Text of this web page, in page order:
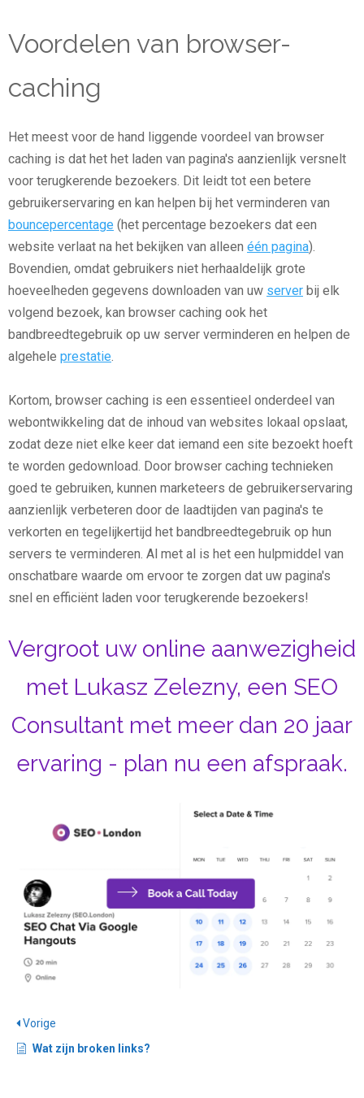
Voordelen van browser-
caching
Het meest voor de hand liggende voordeel van browser
caching is dat het het laden van pagina's aanzienlijk versnelt
voor terugkerende bezoekers. Dit leidt tot een betere
gebruikerservaring en kan helpen bij het verminderen van
bouncepercentage (het percentage bezoekers dat een
website verlaat na het bekijken van alleen één pagina).
Bovendien, omdat gebruikers niet herhaaldelijk grote
hoeveelheden gegevens downloaden van uw server bij elk
volgend bezoek, kan browser caching ook het
bandbreedtegebruik op uw server verminderen en helpen de
algehele prestatie.
Kortom, browser caching is een essentieel onderdeel van
webontwikkeling dat de inhoud van websites lokaal opslaat,
zodat deze niet elke keer dat iemand een site bezoekt hoeft
te worden gedownload. Door browser caching technieken
goed te gebruiken, kunnen marketeers de gebruikerservaring
aanzienlijk verbeteren door de laadtijden van pagina's te
verkorten en tegelijkertijd het bandbreedtegebruik op hun
servers te verminderen. Al met al is het een hulpmiddel van
onschatbare waarde om ervoor te zorgen dat uw pagina's
snel en efficiënt laden voor terugkerende bezoekers!
Vergroot uw online aanwezigheid
met Lukasz Zelezny, een SEO
Consultant met meer dan 20 jaar
ervaring - plan nu een afspraak.
Vorige
Wat zijn broken links?